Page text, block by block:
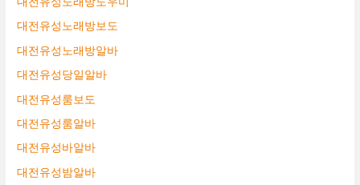
대전유성노래방보도
대전유성노래방알바
대전유성당일알바
대전유성룸보도
대전유성룸알바
대전유성바알바
대전유성밤알바